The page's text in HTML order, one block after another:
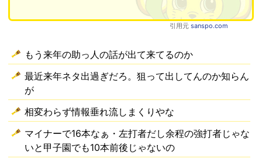
引用元 sanspo.com
もう来年の助っ人の話が出て来てるのか
最近来年ネタ出過ぎだろ。狙って出してんのか知らん
が
相変わらず情報垂れ流しまくりやな
マイナーで16本なぁ・左打者だし余程の強打者じゃな
いと甲子園でも10本前後じゃないの